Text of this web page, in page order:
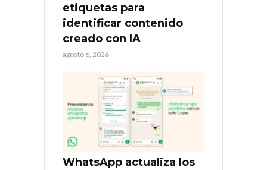
etiquetas para
identificar contenido
creado con IA
agosto 6, 2026
WhatsApp actualiza los